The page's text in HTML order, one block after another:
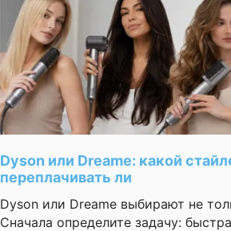
Dyson или Dreame: какой
переплачивать ли
Dyson или Dreame выбирают не
Сначала определите задачу: